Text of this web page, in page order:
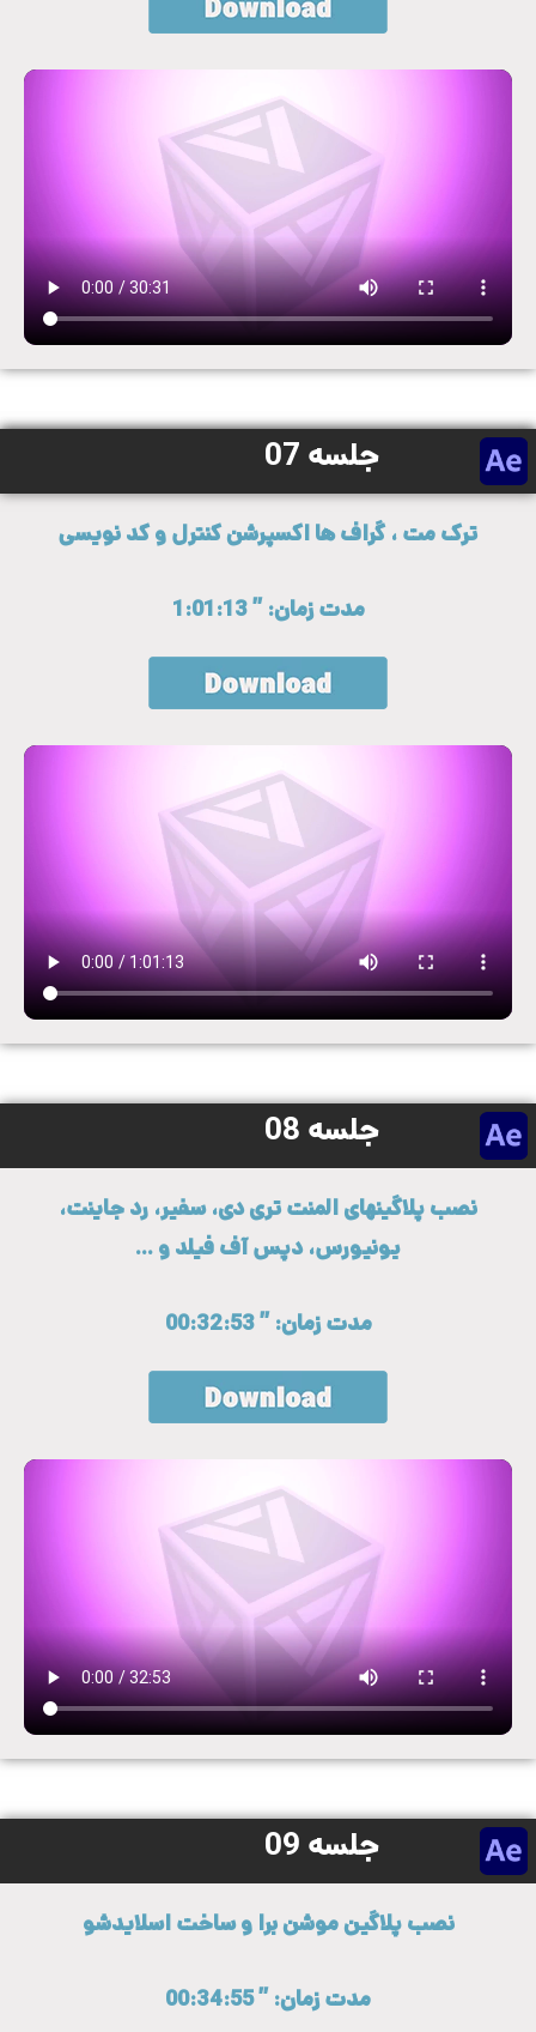
جلسه 07
ترک مت ، گراف ها اکسپرشن کنترل و کد نویسی
مدت زمان: ” 1:01:13
جلسه 08
نصب پلاگینهای المنت تری دی، سفیر، رد جاینت،
یونیورس، دپس آف فیلد و …
مدت زمان: ” 00:32:53
جلسه 09
نصب پلاگین موشن برا و ساخت اسلایدشو
مدت زمان: ” 00:34:55